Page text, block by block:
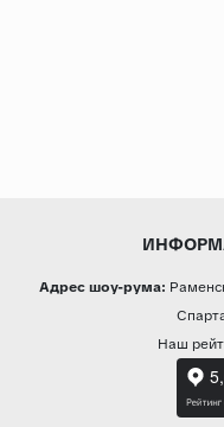
Адрес шоу-рума:
Наш